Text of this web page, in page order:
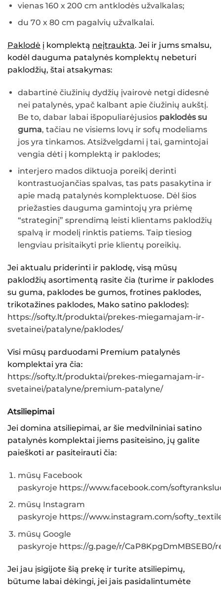
vienas 160 x 200 cm antklodės užvalkalas;
du 70 x 80 cm pagalvių užvalkalai.
Paklodė į komplektą neįtraukta. Jei ir jums smalsu,
kodėl dauguma patalynės komplektų nebeturi
paklodžių, štai atsakymas:
dabartinė čiužinių dydžių įvairovė netgi didesnė
nei patalynės, ypač kalbant apie čiužinių aukštį.
Be to, dabar labai išpopuliarėjusios paklodės su
guma, tačiau ne visiems lovų ir sofų modeliams
jos yra tinkamos. Atsižvelgdami į tai, gamintojai
vengia dėti į komplektą ir paklodes;
interjero mados diktuoja poreikį derinti
kontrastuojančias spalvas, tas pats pasakytina ir
apie madą patalynės komplektuose. Dėl šios
priežasties dauguma gamintojų yra priėmę
“strateginį” sprendimą leisti klientams paklodžių
spalvą ir modelį rinktis patiems. Taip tiesiog
lengviau prisitaikyti prie klientų poreikių.
Jei aktualu priderinti ir paklodę, visą mūsų
paklodžių asortimentą rasite čia (turime ir paklodes
su guma, paklodes be gumos, frotines paklodes,
trikotažines paklodes, Mako satino paklodes):
https://softy.lt/produktai/prekes-miegamajam-ir-
svetainei/patalyne/paklodes/
Visi mūsų parduodami Premium patalynės
komplektai yra čia:
https://softy.lt/produktai/prekes-miegamajam-ir-
svetainei/patalyne/premium-patalyne/
Atsiliepimai
Jei domina atsiliepimai, ar šie medvilniniai satino
patalynės komplektai jiems pasiteisino, jų galite
paieškoti ar pasiteirauti čia:
mūsų Facebook
paskyroje https://www.facebook.com/
mūsų Instagram
paskyroje https://www.instagram.com/
mūsų Google
paskyroje https://g.page/r/CaP8KpgDmMBSEB0/
Jei jau įsigijote šią prekę ir turite atsiliepimų,
būtume labai dėkingi, jei jais pasidalintumėte